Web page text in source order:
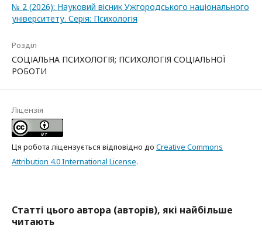
№ 2 (2026): Науковий вісник Ужгородського національного
університету. Серія: Психологія
Розділ
СОЦІАЛЬНА ПСИХОЛОГІЯ; ПСИХОЛОГІЯ СОЦІАЛЬНОЇ
РОБОТИ
Ліцензія
Ця робота ліцензується відповідно до Creative Commons
Attribution 4.0 International License.
Статті цього автора (авторів), які найбільше
читають